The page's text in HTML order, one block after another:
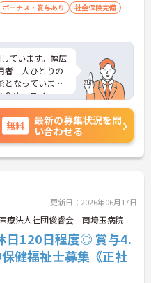
ボーナス・賞与あり
社会保険完備
ています。幅広
者一人ひとりの
となっていま
含め、ライフス
多くあります。
職種ごとに研修
できる環境で
などお話致しま
。
無料
最新の募集状況を問
い合わせる
更新日：2026年06月17日
療法人社団俊睿会 南埼玉病院
日120日程度◎ 賞与4.
健福祉士募集《正社